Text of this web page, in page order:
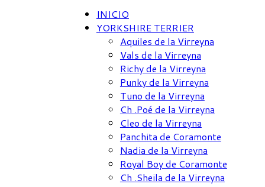
INICIO
YORKSHIRE TERRIER
Aquiles de la Virreyna
Vals de la Virreyna
Richy de la Virreyna
Punky de la Virreyna
Tuno de la Virreyna
Ch .Poé de la Virreyna
Cleo de la Virreyna
Panchita de Coramonte
Nadia de la Virreyna
Royal Boy de Coramonte
Ch .Sheila de la Virreyna